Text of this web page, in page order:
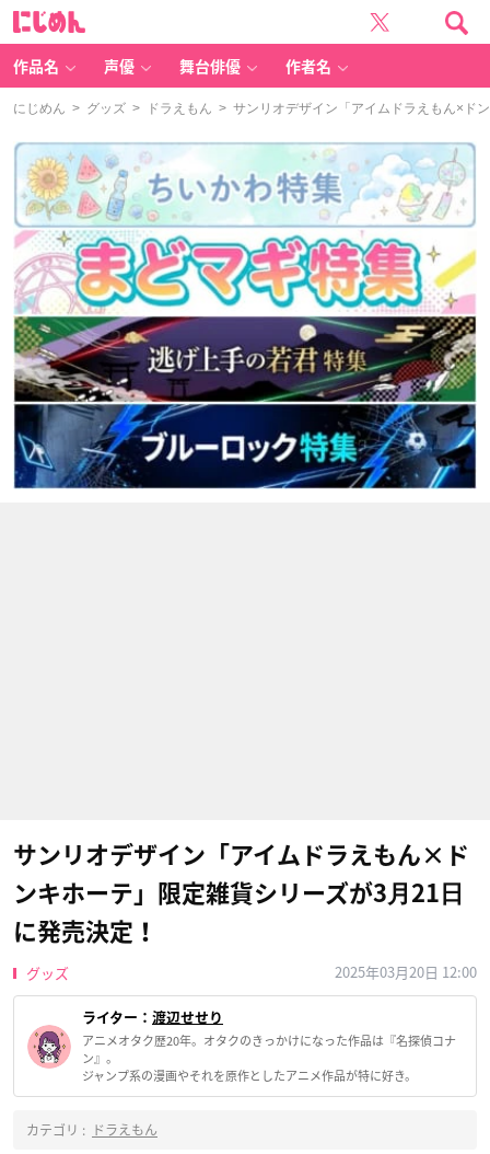
作品名 声優 舞台俳優 作者名
にじめん > グッズ > ドラえもん > サンリオデザイン「アイムドラえもん×ド
サンリオデザイン「アイムドラえもん×ド
ンキホーテ」限定雑貨シリーズが3⽉21⽇
に発売決定！
グッズ 2025年03月20日 12:00
ライター： 渡辺せせり
アニメオタク歴20年。オタクのきっかけになった作品は『名探偵コナ
ン』。
ジャンプ系の漫画やそれを原作としたアニメ作品が特に好き。
カテゴリ : ドラえもん